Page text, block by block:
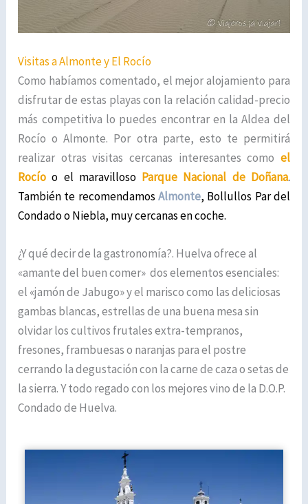
Visitas a Almonte y El Rocío
Como habíamos comentado, el mejor alojamiento para
disfrutar de estas playas con la relación calidad-precio
más competitiva lo puedes encontrar en la Aldea del
Rocío o Almonte. Por otra parte, esto te permitirá
realizar otras visitas cercanas interesantes como el
Rocío o el maravilloso Parque Nacional de Doñana.
También te recomendamos Almonte, Bollullos Par del
Condado o Niebla, muy cercanas en coche.
¿Y qué decir de la gastronomía?. Huelva ofrece al
«amante del buen comer» dos elementos esenciales:
el «jamón de Jabugo» y el marisco como las deliciosas
gambas blancas, estrellas de una buena mesa sin
olvidar los cultivos frutales extra-tempranos,
fresones, frambuesas o naranjas para el postre
cerrando la degustación con la carne de caza o setas de
la sierra. Y todo regado con los mejores vino de la D.O.P.
Condado de Huelva.